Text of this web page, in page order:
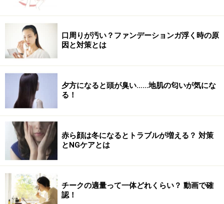
口周りが汚い？ファンデーションガ浮く時の原
因と対策とは
夕方になると頭が臭い……地肌の匂いが気にな
る！
赤ら顔は冬になるとトラブルが増える？ 対策
とNGケアとは
チークの適量って一体どれくらい？ 動画で確
認！